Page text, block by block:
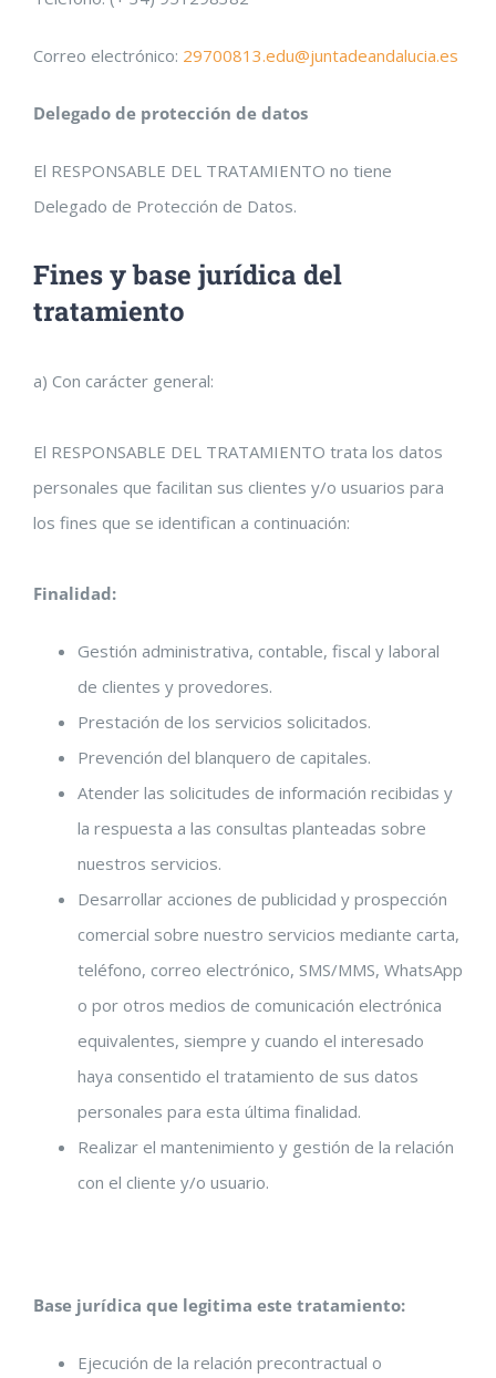
Correo electrónico: 29700813.edu@juntadeandalucia.es
Delegado de protección de datos
El RESPONSABLE DEL TRATAMIENTO no tiene
Delegado de Protección de Datos.
Fines y base jurídica del
tratamiento
a) Con carácter general:
El RESPONSABLE DEL TRATAMIENTO trata los datos
personales que facilitan sus clientes y/o usuarios para
los fines que se identifican a continuación:
Finalidad:
Gestión administrativa, contable, fiscal y laboral
de clientes y provedores.
Prestación de los servicios solicitados.
Prevención del blanquero de capitales.
Atender las solicitudes de información recibidas y
la respuesta a las consultas planteadas sobre
nuestros servicios.
Desarrollar acciones de publicidad y prospección
comercial sobre nuestro servicios mediante carta,
teléfono, correo electrónico, SMS/MMS, WhatsApp
o por otros medios de comunicación electrónica
equivalentes, siempre y cuando el interesado
haya consentido el tratamiento de sus datos
personales para esta última finalidad.
Realizar el mantenimiento y gestión de la relación
con el cliente y/o usuario.
Base jurídica que legitima este tratamiento:
Ejecución de la relación precontractual o